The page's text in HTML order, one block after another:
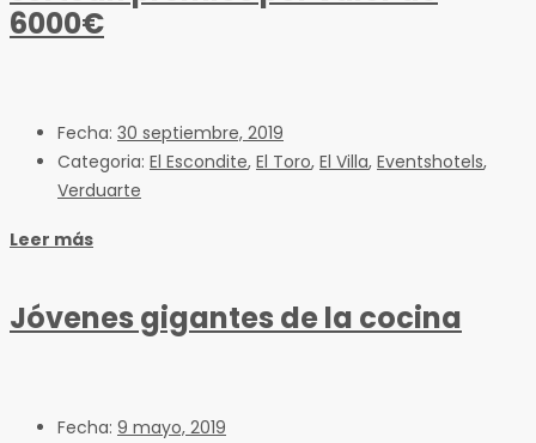
6000€
Fecha: 30 septiembre, 2019
Categoria: El Escondite, El Toro, El Villa, Eventshotels,
Verduarte
Leer más
Jóvenes gigantes de la cocina
Fecha: 9 mayo, 2019